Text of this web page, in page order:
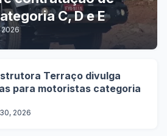
C, D e E
Terraço divulga
para motoristas categoria
2026